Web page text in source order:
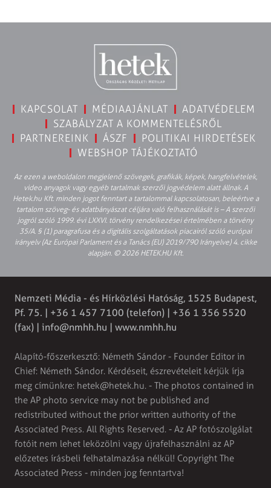
KAPCSOLAT MÉDIAAJÁNLAT
ADATVÉDELEM
SZABÁLYZAT A KOMMENTELÉSRŐL
PARTNEREINK
ÁSZF
POLITIKAI HIRDETÉSEK
WEBSHOP TÁJÉKOZTATÓ
Az ezen a weboldalon megjelenő szövegek, grafikák, képek, hangfelvételek,
video anyagok vagy egyéb tartalmak szerzői jogvédelem alatt állnak. A
Hetek.hu Kft. minden jogot fenntart a tartalommal kapcsolatosan, beleértve a
tartalom szöveg- és adatbányászat céljára való felhasználását is – A szerzői
jogról szóló 1999. évi LXXVI. törvény rendelkezései értelmében a törvény
35/A. § (1) paragrafusa és a digitális szolgáltatások piacairól szóló európai
irányelv (Az Európai Parlament és a Tanács (EU) 2019/790 Irányelve) 4. cikke
alapján. © 2026 HETEK.HU Kft.
Nemzeti Média - és Hírközlési Hatóság, 1525 Budapest,
Pf. 75. | +36 1 457 7100 (telefon) | +36 1 356 5520
(fax) | info@nmhh.hu | www.nmhh.hu
Alapító-főszerkesztő: Németh Sándor - Founder Editor in
Chief: Németh Sándor. Kérdéseit, észrevételeit kérjük írja
meg címünkre: hetek@hetek.hu. - The photos contained in
the AP photo service may not be published and
redistributed without the prior written authority of the
Associated Press. All Rights Reserved. - Az AP fotószolgálat
fotóit nem lehet leközölni vagy újrafelhasználni az AP
előzetes írásbeli felhatalmazása nélkül! Copyright The
Associated Press - minden jog fenntartva!